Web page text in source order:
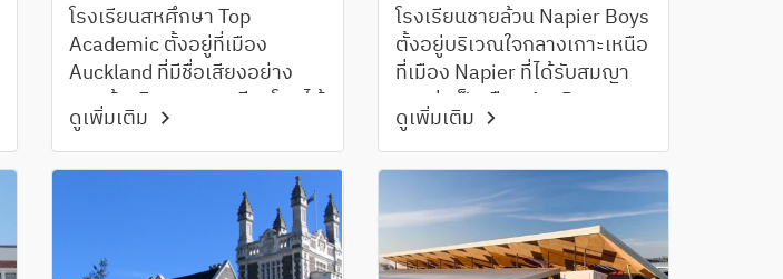
โรงเรียนสหศึกษา Top
Academic ตั้งอยู่ที่เมือง
Auckland ที่มีชื่อเสียงอย่าง
มากด้านวิชาการและกีฬาโดยได้
รับรางวัลชนะเลิศมากมายใน
การแข่งขันระดับประเทศและ
ระดับนานาชาติ ทางโรงเรียนมี
การจัดนักเรียนให้อยู่ในระบบ
The Whanau House System
ดูเพิ่มเติม
โรงเรียนชายล้วน Napier Boys
ตั้งอยู่บริเวณใจกลางเกาะเหนือ
ที่เมือง Napier ที่ได้รับสมญา
นามว่าเป็นเมือง Art Deco ของ
ประเทศนิวซีแลนด์ ลักษณะ
เมืองมีความน่ารักสวยงาม ติด
ชายทะเลและมีอากาศอบอุ่น
ดูเพิ่มเติม